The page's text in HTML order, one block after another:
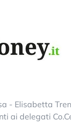
- Elisabetta
ai delegati